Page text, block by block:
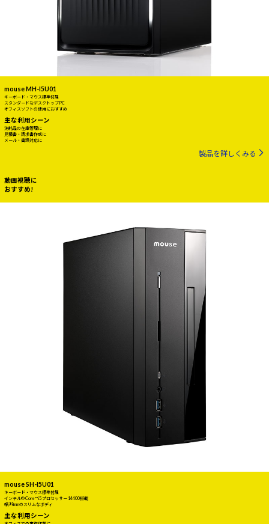
mouse MH-I5U01
キーボード・マウス標準付属
スタンダードなデスクトップPC
オフィスソフトの使用におすすめ
主な利用シーン
消耗品の在庫管理に
見積書・請求書作成に
メール・書類対応に
製品を詳しくみる
動画視聴に
おすすめ!
mouse SH-I5U01
キーボード・マウス標準付属
インテル® Core™ i5 プロセッサー 14400搭載
幅99mmのスリムなボディ
主な利用シーン